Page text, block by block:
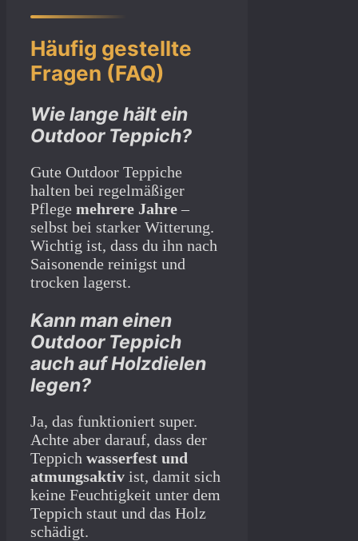
Häufig gestellte
Fragen (FAQ)
Wie lange hält ein
Outdoor Teppich?
Gute Outdoor Teppiche
halten bei regelmäßiger
Pflege mehrere Jahre –
selbst bei starker Witterung.
Wichtig ist, dass du ihn nach
Saisonende reinigst und
trocken lagerst.
Kann man einen
Outdoor Teppich
auch auf Holzdielen
legen?
Ja, das funktioniert super.
Achte aber darauf, dass der
Teppich wasserfest und
atmungsaktiv ist, damit sich
keine Feuchtigkeit unter dem
Teppich staut und das Holz
schädigt.